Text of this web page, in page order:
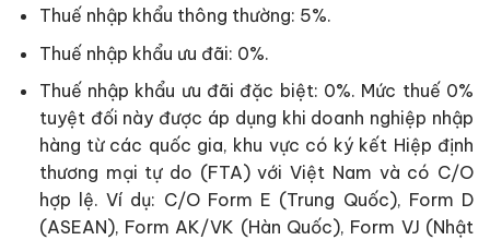
Thuế nhập khẩu thông thường: 5%.
Thuế nhập khẩu ưu đãi: 0%.
Thuế nhập khẩu ưu đãi đặc biệt: 0%. Mức thuế 0%
tuyệt đối này được áp dụng khi doanh nghiệp nhập
hàng từ các quốc gia, khu vực có ký kết Hiệp định
thương mại tự do (FTA) với Việt Nam và có C/O
hợp lệ. Ví dụ: C/O Form E (Trung Quốc), Form D
(ASEAN), Form AK/VK (Hàn Quốc), Form VJ (Nhật